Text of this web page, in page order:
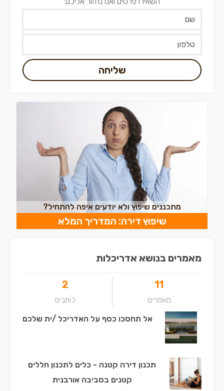
שליחה
מתכננים שיפוץ ולא יודעים איפה להתחיל?
שיפוץ דירה: המדריך המלא
מאמרים בנושא אדריכלות
11
מאמרים
2
כותבים
אל תחסכו כסף על האדריכל /ית שלכם
תכנון דירה קטנה - כלים לתכנון חללים
קטנים בסביבה אורבנית